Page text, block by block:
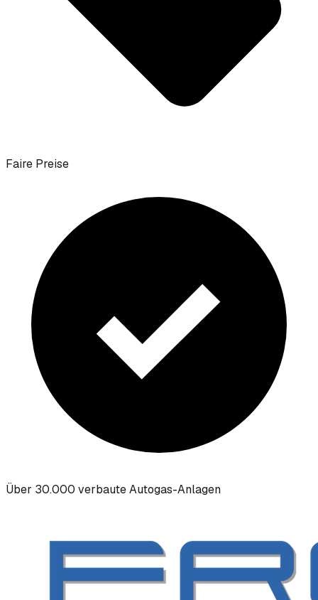
Faire Preise
Über 30.000 verbaute Autogas-Anlagen